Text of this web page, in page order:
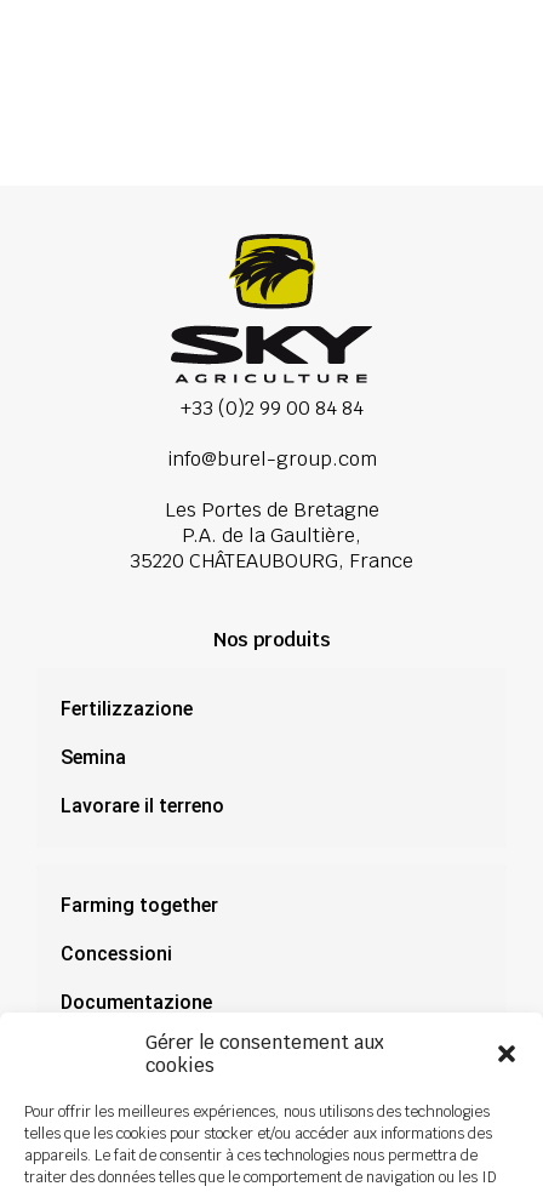
Gérer le consentement aux
cookies
Pour offrir les meilleures expériences, nous utilisons des technologies
telles que les cookies pour stocker et/ou accéder aux informations des
appareils. Le fait de consentir à ces technologies nous permettra de
traiter des données telles que le comportement de navigation ou les ID
+33 (0)2 99 00 84 84
info@burel-group.com
Les Portes de Bretagne
P.A. de la Gaultière,
35220 CHÂTEAUBOURG, France
Nos produits
Fertilizzazione
Semina
Lavorare il terreno
Farming together
Concessioni
Documentazione